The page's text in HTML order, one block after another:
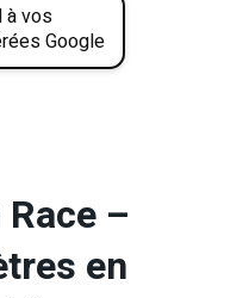
à vos
Google
–
en